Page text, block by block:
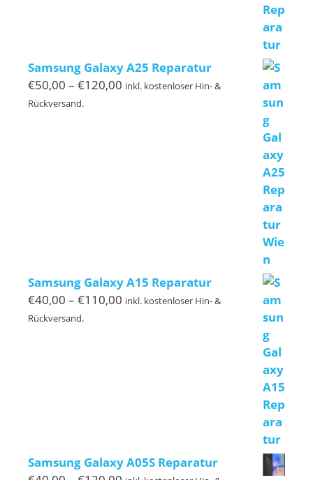
Samsung Galaxy A25 Reparatur
€50,00 – €120,00 Preisspanne:
inkl. kostenloser Hin- &
Rückversand.
Samsung Galaxy A15 Reparatur
€40,00 – €110,00 Preisspanne:
inkl. kostenloser Hin- &
Rückversand.
Samsung Galaxy A05S Reparatur